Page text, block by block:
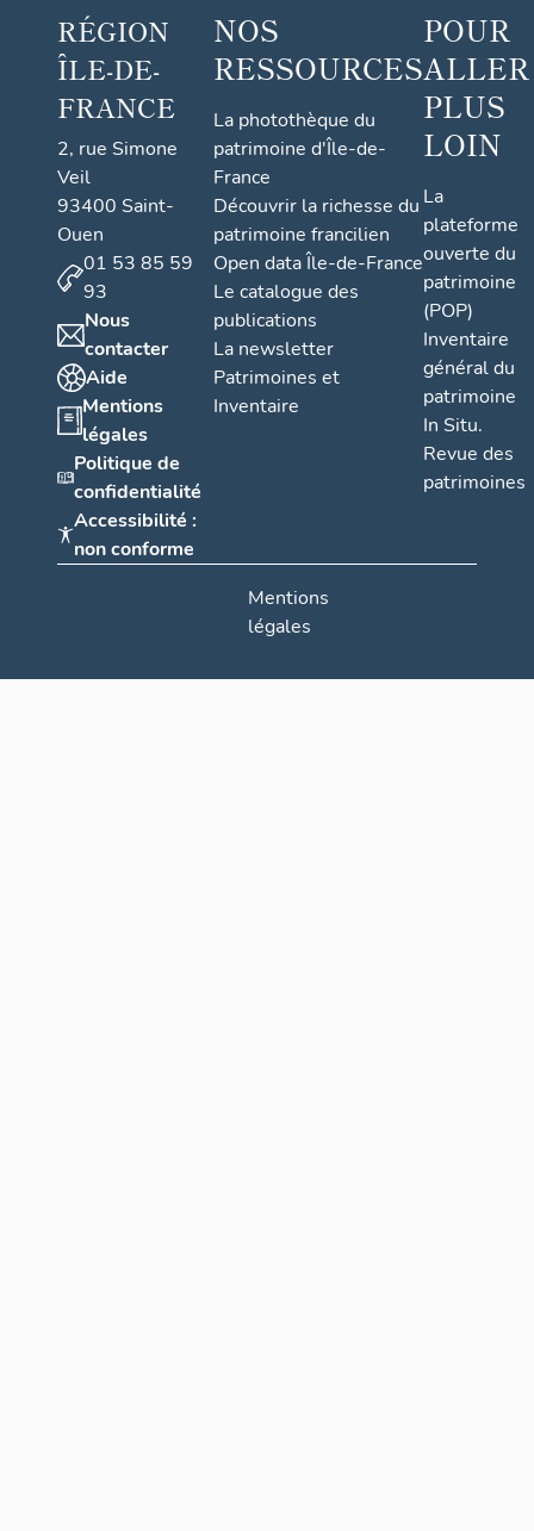
également
préfabriqué en
travertin, ce qui
donne une unité à
l'ensemble.
RÉGION
ÎLE-DE-
FRANCE
2, rue Simone
Veil
93400 Saint-
Ouen
01 53 85 59
93
Nous
contacter
Aide
Mentions
légales
Politique de
confidentialité
Accessibilité :
non conforme
NOS
RESSOURCES
La photothèque du
patrimoine d'Île-de-
France
Découvrir la richesse du
patrimoine francilien
Open data Île-de-France
Le catalogue des
publications
La newsletter
Patrimoines et
Inventaire
POUR
ALLER
PLUS
LOIN
La
plateforme
ouverte du
patrimoine
(POP)
Inventaire
général du
patrimoine
In Situ.
Revue des
patrimoines
Mentions
légales